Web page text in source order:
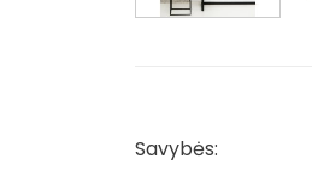
Savybės: